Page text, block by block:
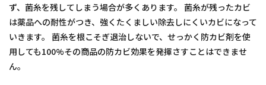
ず、菌糸を残してしまう場合が多くあります。 菌糸が残ったカビ
は薬品への耐性がつき、強くたくましい除去しにくいカビになって
いきます。 菌糸を根こそぎ退治しないで、せっかく防カビ剤を使
用しても100%その商品の防カビ効果を発揮さすことはできませ
ん。